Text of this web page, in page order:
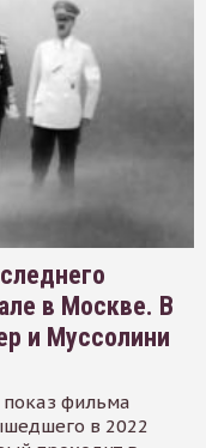
в Москве. В
и Муссолини
показ фильма
в 2022